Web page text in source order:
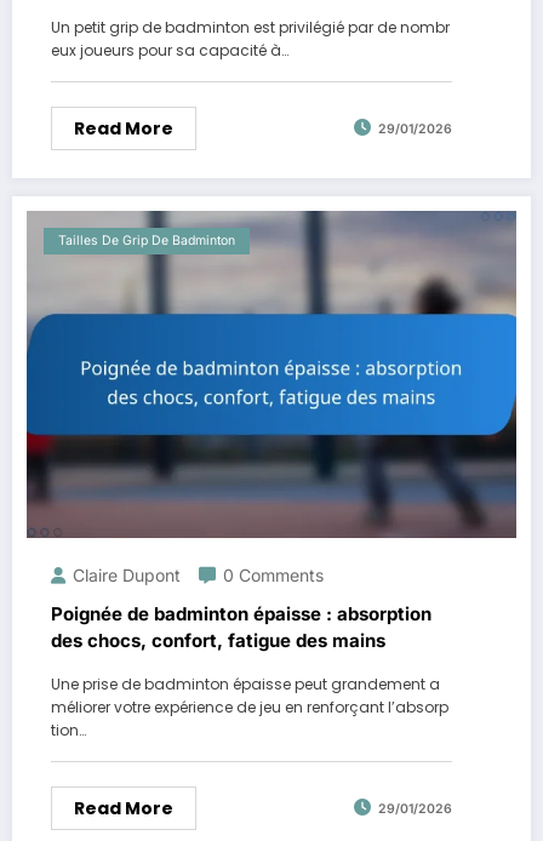
Un petit grip de badminton est privilégié par de nombr
eux joueurs pour sa capacité à…
Read More 29/01/2026
Tailles De Grip De Badminton
Claire Dupont 0 Comments
Poignée de badminton épaisse : absorption
des chocs, confort, fatigue des mains
Une prise de badminton épaisse peut grandement a
méliorer votre expérience de jeu en renforçant l’absorp
tion…
Read More 29/01/2026